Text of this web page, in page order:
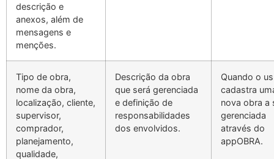
descrição e
anexos, além de
mensagens e
menções.
Tipo de obra,
nome da obra,
localização, cliente,
supervisor,
comprador,
planejamento,
qualidade,
Descrição da obra
que será gerenciada
e definição de
responsabilidades
dos envolvidos.
Quando o
cadastra
nova obra a
gerenciada
através do
appOBRA.